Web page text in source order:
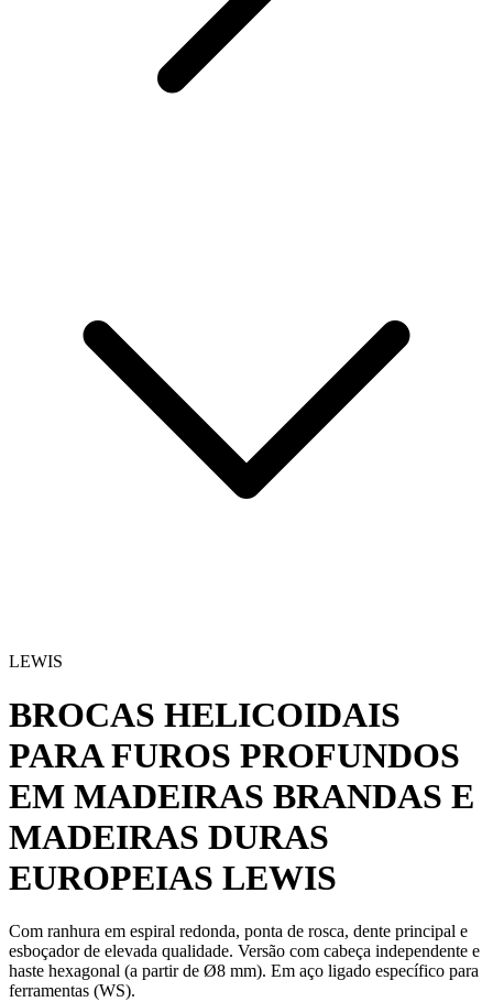
LEWIS
BROCAS HELICOIDAIS
PARA FUROS PROFUNDOS
EM MADEIRAS BRANDAS E
MADEIRAS DURAS
EUROPEIAS LEWIS
Com ranhura em espiral redonda, ponta de rosca, dente principal e
esboçador de elevada qualidade. Versão com cabeça independente e
haste hexagonal (a partir de Ø8 mm). Em aço ligado específico para
ferramentas (WS).